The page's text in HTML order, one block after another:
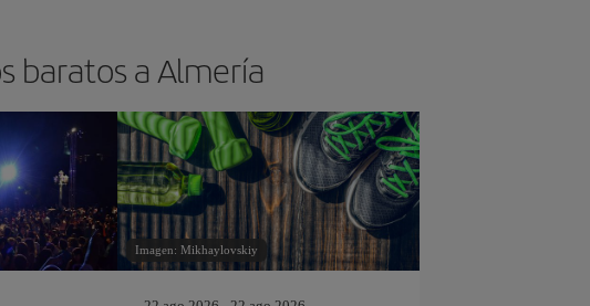
baratos a Almería
Imagen: Mikhaylovskiy